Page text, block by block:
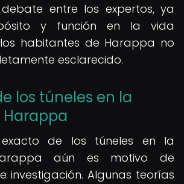
entre los expertos, ya
y función en la vida
habitantes de Harappa no
esclarecido.
los túneles en la
Harappa
de los túneles en la
aún es motivo de
investigación. Algunas teorías